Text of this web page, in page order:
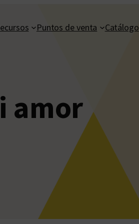
Puntos de venta Catálogo
amor